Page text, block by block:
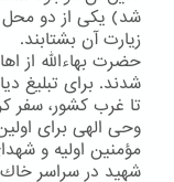
شد) یكی از دو محل
زیارت آن بشتابند.
حضرت بهاءالله از
شدند. برای تبلیغ
تا غرب كشور، سفر
وحی الهی برای
مؤمنین اولیه و
شهید در سراسر خاك